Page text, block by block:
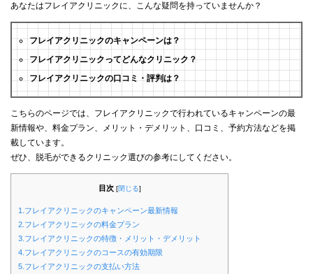
あなたはフレイアクリニックに、こんな疑問を持っていませんか？
フレイアクリニックのキャンペーンは？
フレイアクリニックってどんなクリニック？
フレイアクリニックの口コミ・評判は？
こちらのページでは、フレイアクリニックで行われているキャンペーンの最
新情報や、料金プラン、メリット・デメリット、口コミ、予約方法などを掲
載しています。
ぜひ、脱毛ができるクリニック選びの参考にしてください。
目次 [閉じる]
1.フレイアクリニックのキャンペーン最新情報
2.フレイアクリニックの料金プラン
3.フレイアクリニックの特徴・メリット・デメリット
4.フレイアクリニックのコースの有効期限
5.フレイアクリニックの支払い方法